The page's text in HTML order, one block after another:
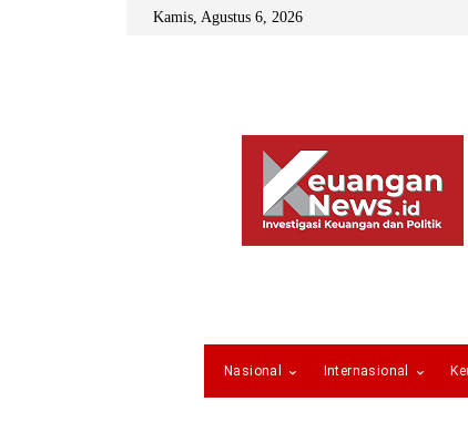
Kamis, Agustus 6, 2026
Nasional Internasional